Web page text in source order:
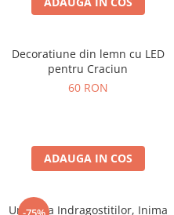
Decoratiune din lemn cu LED
pentru Craciun
60 RON
ADAUGA IN COS
Umbrela Indragostitilor, Inima